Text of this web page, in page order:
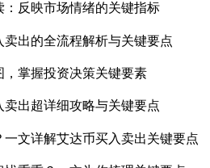
：反映市场情绪的关键指标
出的全流程解析与关键要点
掌握投资决策关键要素
出超详细攻略与关键要点
文详解艾达币买入卖出关键要点